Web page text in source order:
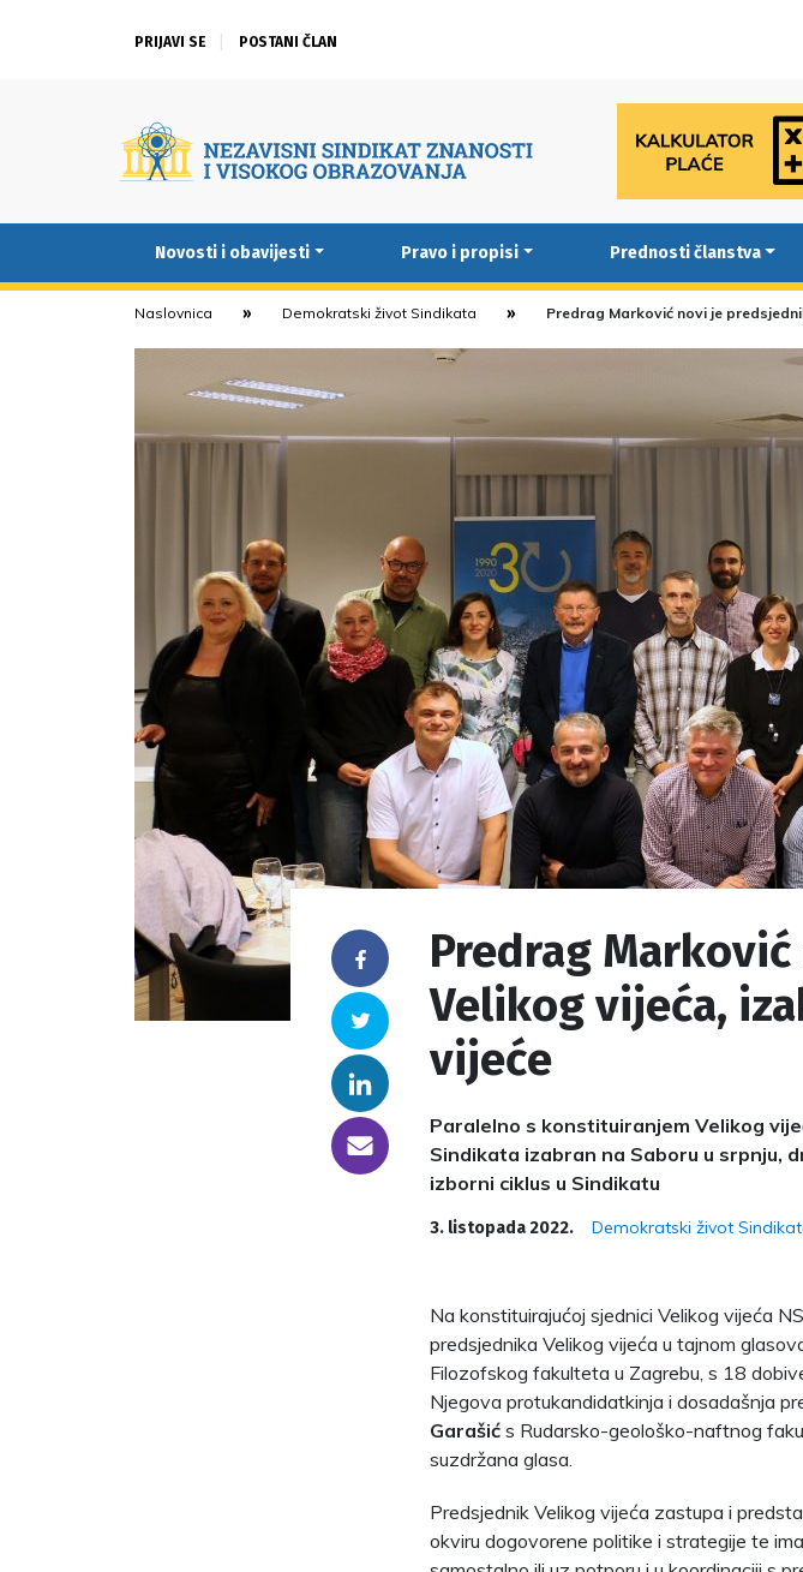
PRIJAVI SE POSTANI ČLAN
Novosti i obavijesti Pravo i propisi Prednosti članstva
Naslovnica Demokratski život Sindikata Predrag Marković novi je
Facebook
Twitter
Linkedin
someone@yoursite.com
Predrag
Velikog vijeća,
vijeće
Paralelno s konstituiranjem Velikog
Sindikata izabran na Saboru u srpnju,
izborni ciklus u Sindikatu
3. listopada 2022. Demokratski život
Na konstituirajućoj sjednici Velikog vijeća
predsjednika Velikog vijeća u tajnom
Filozofskog fakulteta u Zagrebu, s 18
Njegova protukandidatkinja i dosadašnja
Garašić s Rudarsko-geološko-naftnog
suzdržana glasa.
Predsjednik Velikog vijeća zastupa i
okviru dogovorene politike i strategije te